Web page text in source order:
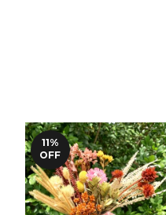
11%
OFF